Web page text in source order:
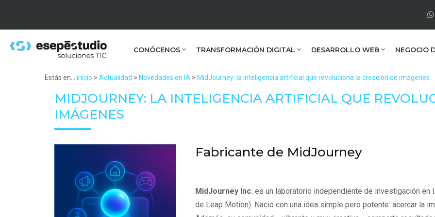
CONÓCENOS TRANSFORMACIÓN DIGITAL DESARROLLO WEB NEGOCIO
Estás en... inicio > Actualidad > Novedades en IA > MidJourney: la inteligencia artificial que revoluciona la creación de imágenes
MIDJOURNEY: LA INTELIGENCIA ARTIFICIAL QUE
IMÁGENES
Fabricante de MidJourney
MidJourney Inc. es un laboratorio independiente de investigación en
de Leap Motion). Nació con una idea simple pero potente: acercar la